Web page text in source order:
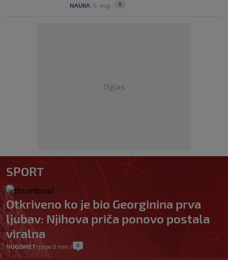
NAUKA 6. aug. 0
Oglas
SPORT
Otkriveno ko je bio Georginina prva
ljubav: Njihova priča ponovo postala
viralna
NOGOMET| prije 0 min. | 0